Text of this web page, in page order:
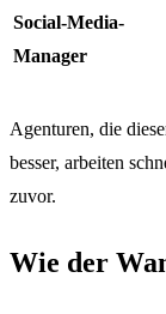
Social-Media-
Manager
Agenturen, die
besser, arbeiten
zuvor.
Wie der